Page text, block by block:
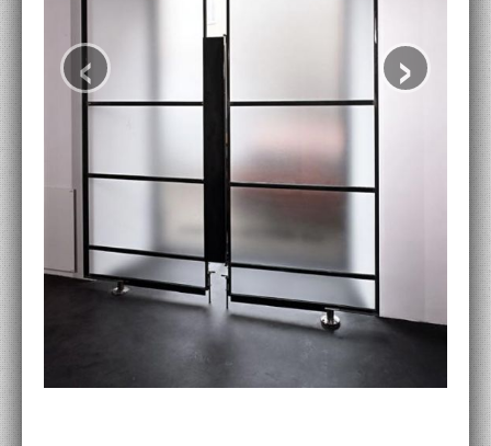
ACCADEMIA NAZIONALE DI SAN LUCA
I.E.D. / ROMA
BIBLIOTECA FRANCESCO MOSCHINI
A.A.M. ARCHITETTURA ARTE MODERNA
RECENSIONI GENERALI
MOSTRE
DUETTI / DUELLI
‹ ›